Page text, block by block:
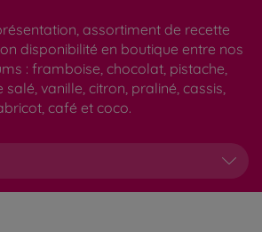
assortiment de recette
disponibilité en boutique entre nos
: framboise, chocolat, pistache,
vanille, citron, praliné, cassis,
café et coco.